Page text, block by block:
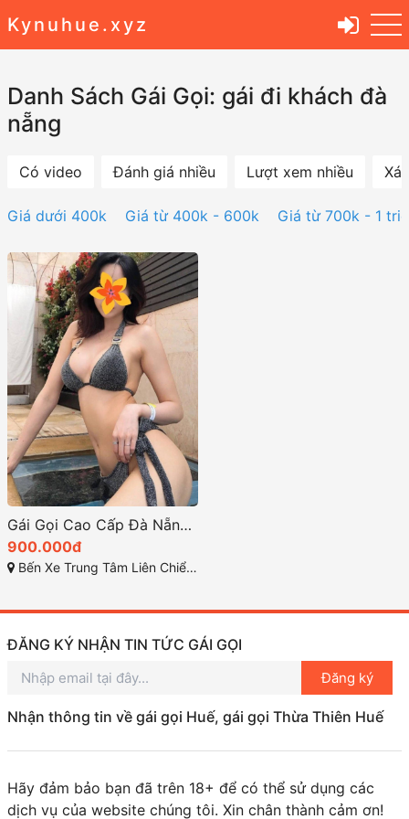
Kynuhue.xyz
Danh Sách Gái Gọi: gái đi khách đà
nẵng
Có video Đánh giá nhiều Lượt xem nhiều
Giá dưới 400k Giá từ 400k - 600k Giá từ 700k - 1
Gái Gọi Cao Cấp Đà Nẵng – Trải Nghiệm Tình Ái Đỉnh Cao
900.000đ
Bến Xe Trung Tâm Liên Chiểu TP Đà Nẵng
ĐĂNG KÝ NHẬN TIN TỨC GÁI GỌI
Đăng ký
Nhận thông tin về gái gọi Huế, gái gọi Thừa Thiên Huế
Hãy đảm bảo bạn đã trên 18+ để có thể sử dụng các
dịch vụ của website chúng tôi. Xin chân thành cảm ơn!